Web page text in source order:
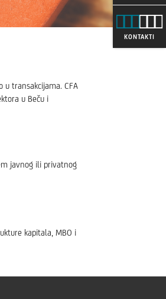
KONTAKTI
u transakcijama. CFA
u Beču i
javnog ili privatnog
kapitala, MBO i